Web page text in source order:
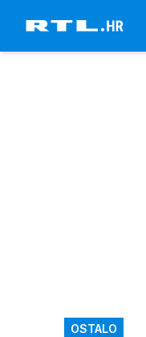
OSTALO